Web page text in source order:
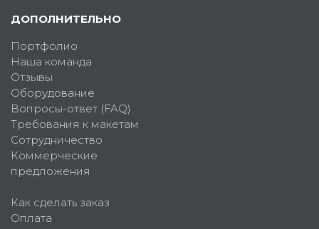
ДОПОЛНИТЕЛЬНО
Портфолио
Наша команда
Отзывы
Оборудование
Вопросы-ответ (FAQ)
Требования к макетам
Сотрудничество
Коммерческие
предложения
Как сделать заказ
Оплата